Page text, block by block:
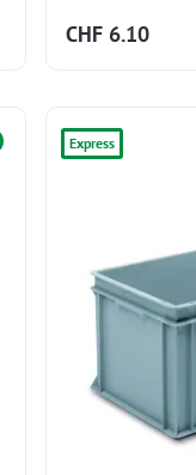
CHF 6.10
Express